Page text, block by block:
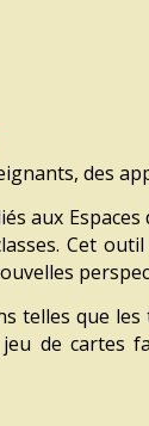
des
aux Espaces
Cet
telles que les
jeu de cartes